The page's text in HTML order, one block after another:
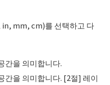
mm, cm)를 선택하고 다
간을 의미합니다.
간을 의미합니다. [2절] 레이